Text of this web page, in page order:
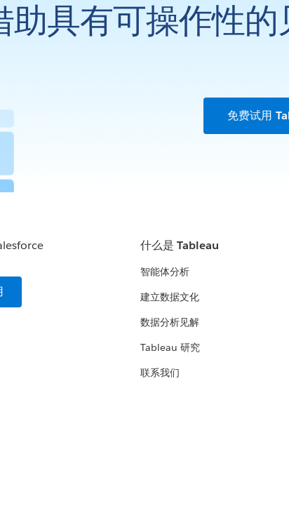
助具有可操作性
免费试用
什么是 Tableau
智能体分析
建立数据文化
数据分析见解
Tableau 研究
联系我们